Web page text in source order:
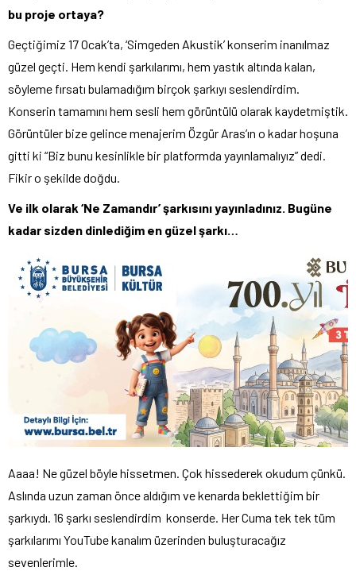
bu proje ortaya?
Geçtiğimiz 17 Ocak’ta, ‘Simgeden Akustik’ konserim inanılmaz
güzel geçti. Hem kendi şarkılarımı, hem yastık altında kalan,
söyleme fırsatı bulamadığım birçok şarkıyı seslendirdim.
Konserin tamamını hem sesli hem görüntülü olarak kaydetmiştik.
Görüntüler bize gelince menajerim Özgür Aras’ın o kadar hoşuna
gitti ki “Biz bunu kesinlikle bir platformda yayınlamalıyız” dedi.
Fikir o şekilde doğdu.
Ve ilk olarak ‘Ne Zamandır’ şarkısını yayınladınız. Bugüne
kadar sizden dinlediğim en güzel şarkı…
Aaaa! Ne güzel böyle hissetmen. Çok hissederek okudum çünkü.
Aslında uzun zaman önce aldığım ve kenarda beklettiğim bir
şarkıydı. 16 şarkı seslendirdim konserde. Her Cuma tek tek tüm
şarkılarımı YouTube kanalım üzerinden buluşturacağız
sevenlerimle.